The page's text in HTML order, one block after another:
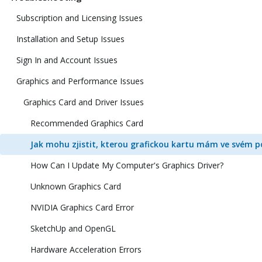
Subscription and Licensing Issues
Installation and Setup Issues
Sign In and Account Issues
Graphics and Performance Issues
Graphics Card and Driver Issues
Recommended Graphics Card
Jak mohu zjistit, kterou grafickou kartu mám ve svém
How Can I Update My Computer's Graphics Driver?
Unknown Graphics Card
NVIDIA Graphics Card Error
SketchUp and OpenGL
Hardware Acceleration Errors